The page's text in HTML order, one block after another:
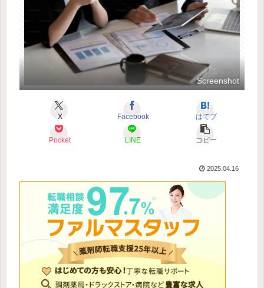
Screenshot
X Facebook はてブ
Pocket LINE コピー
2025.04.16